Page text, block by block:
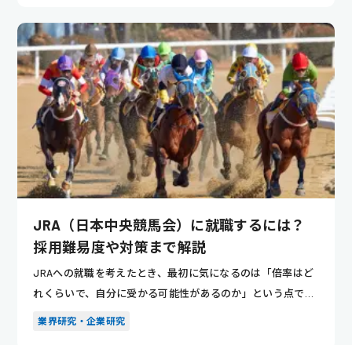
JRA（日本中央競馬会）に就職するには？
採用難易度や対策まで解説
JRAへの就職を考えたとき、最初に気になるのは「倍率はど
れくらいで、自分に受かる可能性があるのか」という点では
ないでしょ...
業界研究・企業研究